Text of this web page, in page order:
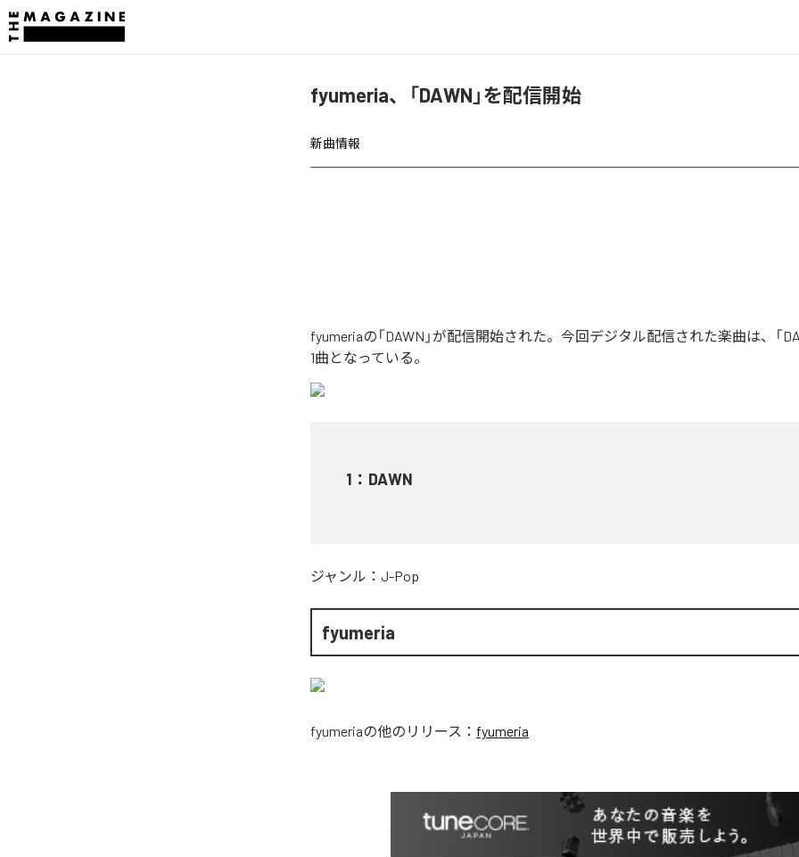
fyumeria、「DAWN」を配信開始
新曲情報
fyumeriaの「DAWN」が配信開始された。今回デジタル配信された楽曲は、「
1曲となっている。
1 ： DAWN
ジャンル： J-Pop
fyumeria
fyumeriaの他のリリース： fyumeria